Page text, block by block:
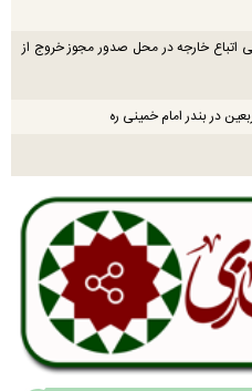
اتباع خارجه در محل صدور مجوز خروج از
در بندر امام خمینی ره